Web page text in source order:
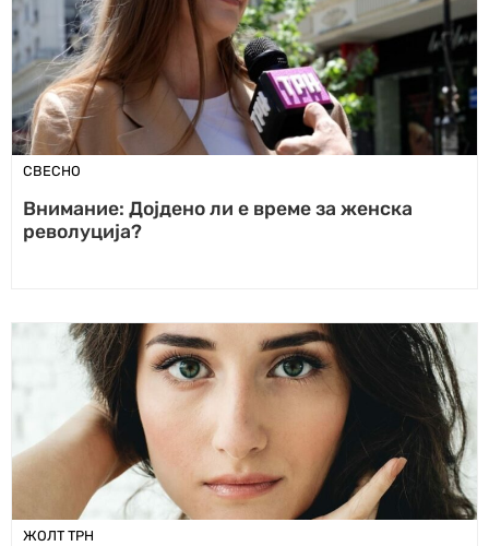
СВЕСНО
Внимание: Дојдено ли е време за женска
револуција?
ЖОЛТ ТРН